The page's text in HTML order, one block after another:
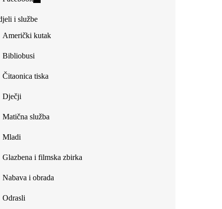
external)
external)
i službe
Američki kutak
Bibliobusi
Čitaonica tiska
Dječji
Matična služba
Mladi
Glazbena i filmska zbirka
Nabava i obrada
Odrasli